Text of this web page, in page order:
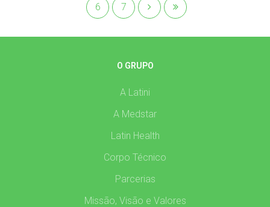
6
7
O GRUPO
A Latini
A Medstar
Latin Health
Corpo Técnico
Parcerias
Missão, Visão e Valores